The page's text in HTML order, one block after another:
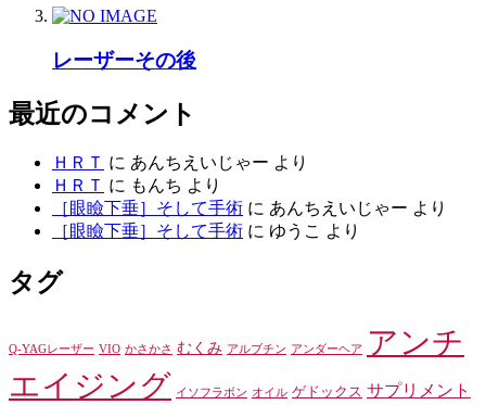
レーザーその後
最近のコメント
ＨＲＴ に あんちえいじゃー より
ＨＲＴ に もんち より
［眼瞼下垂］そして手術 に あんちえいじゃー より
［眼瞼下垂］そして手術 に ゆうこ より
タグ
Q-YAGレーザー VIO かさかさ むくみ アルブチン アンダーヘア
アンチ
エイジング イソフラボン オイル ゲドックス サプリメント